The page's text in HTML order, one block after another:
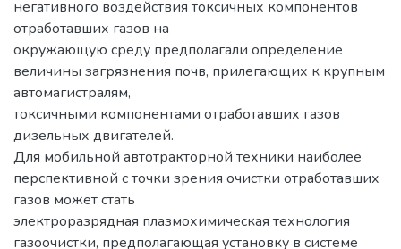
негативного воздействия токсичных компонентов
отработавших газов на
окружающую среду предполагали определение
величины загрязнения почв, прилегающих к крупным
автомагистралям,
токсичными компонентами отработавших газов
дизельных двигателей.
Для мобильной автотракторной техники наиболее
перспективной с точки зрения очистки отработавших
газов может стать
электроразрядная плазмохимическая технология
газоочистки, предполагающая установку в системе